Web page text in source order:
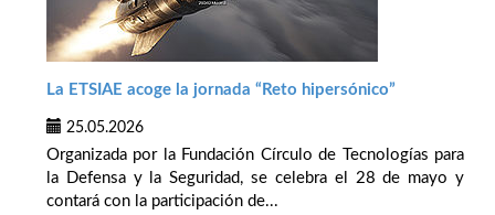
La ETSIAE acoge la jornada “Reto hipersónico”
25.05.2026
Organizada por la Fundación Círculo de Tecnologías para
la Defensa y la Seguridad, se celebra el 28 de mayo y
contará con la participación de...